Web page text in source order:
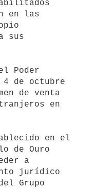
en las
sus
4 de octubre
de venta
en
de Ouro
a
jurídico
Grupo